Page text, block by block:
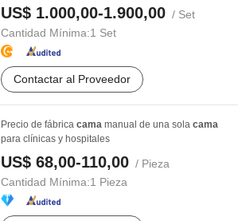
US$ 1.000,00-1.900,00 / Set
Cantidad Mínima:1 Set
Contactar al Proveedor
Precio de fábrica cama manual de una sola cama
para clínicas y hospitales
US$ 68,00-110,00 / Pieza
Cantidad Mínima:1 Pieza